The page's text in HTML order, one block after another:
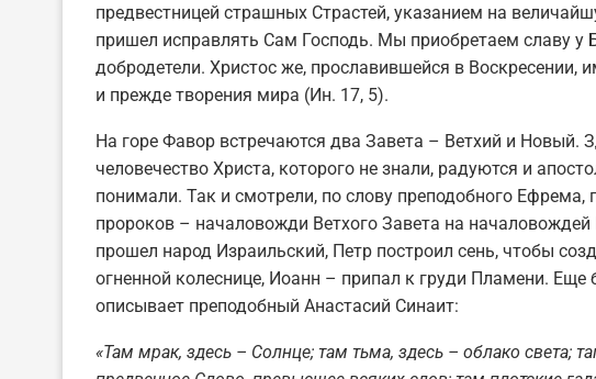
предвестницей страшных Страстей, указанием на
пришел исправлять Сам Господь. Мы приобретаем славу у
добродетели. Христос же, прославившейся в Воскресении,
и прежде творения мира (Ин. 17, 5).
На горе Фавор встречаются два Завета – Ветхий и Новый.
человечество Христа, которого не знали, радуются и
понимали. Так и смотрели, по слову преподобного Ефрема,
пророков – началовожди Ветхого Завета на
прошел народ Израильский, Петр построил сень, чтобы
огненной колеснице, Иоанн – припал к груди Пламени. Еще
описывает преподобный Анастасий Синаит:
«Там мрак, здесь – Солнце; там тьма, здесь – облако света;